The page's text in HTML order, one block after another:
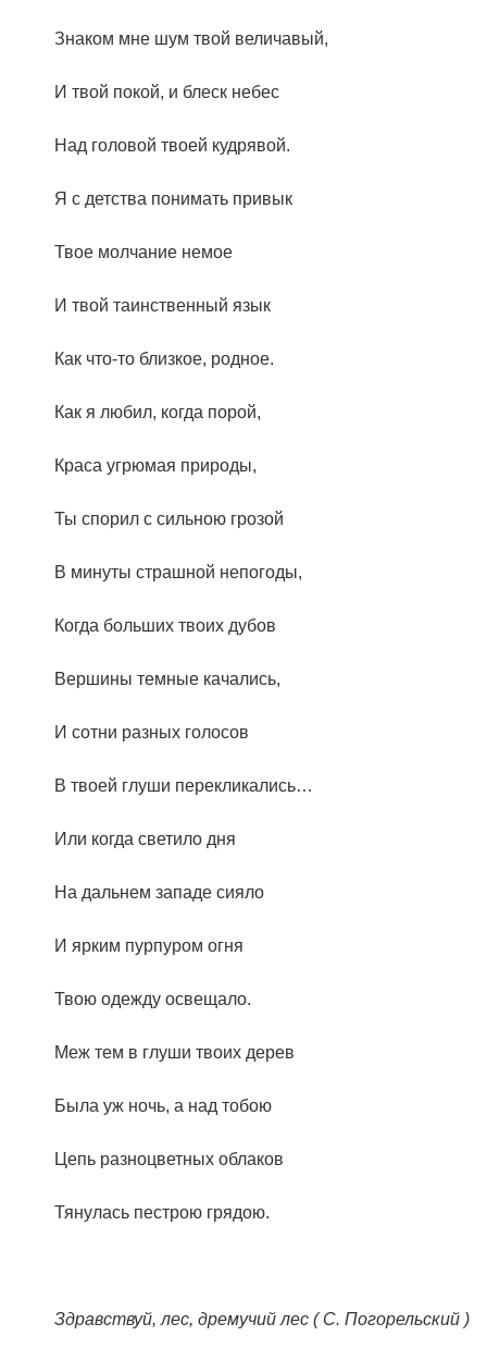
Знаком мне шум твой величавый,
И твой покой, и блеск небес
Над головой твоей кудрявой.
Я с детства понимать привык
Твое молчание немое
И твой таинственный язык
Как что-то близкое, родное.
Как я любил, когда порой,
Краса угрюмая природы,
Ты спорил с сильною грозой
В минуты страшной непогоды,
Когда больших твоих дубов
Вершины темные качались,
И сотни разных голосов
В твоей глуши перекликались…
Или когда светило дня
На дальнем западе сияло
И ярким пурпуром огня
Твою одежду освещало.
Меж тем в глуши твоих дерев
Была уж ночь, а над тобою
Цепь разноцветных облаков
Тянулась пестрою грядою.
Здравствуй, лес, дремучий лес ( С. Погорельский )